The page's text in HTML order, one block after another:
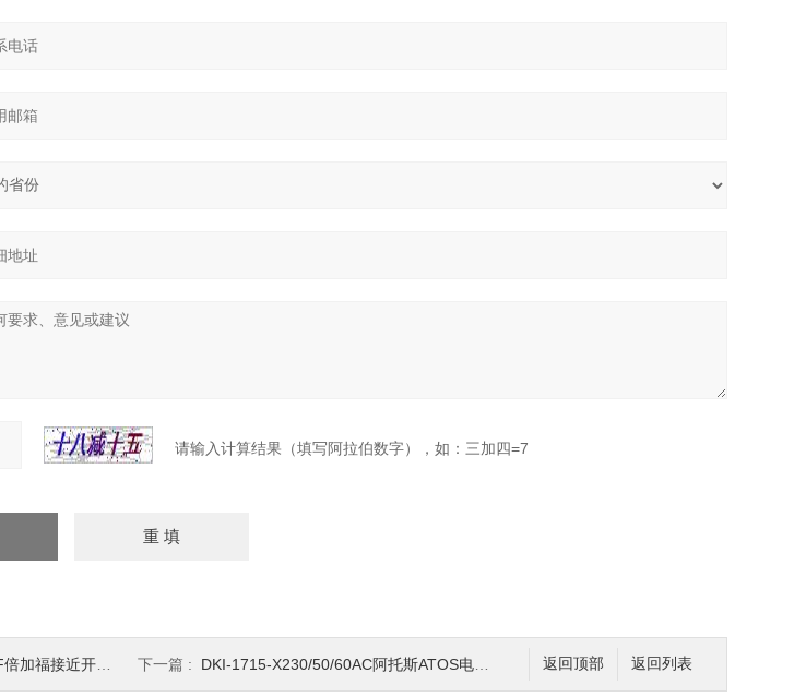
请输入计算结果（填写阿拉伯数字），如：三加四=7
返回列表
返回顶部
18GM60-SE5 下一篇 : DKI-1715-X230/50/60AC阿托斯ATOS电磁阀DKI-1715-X230/50/60AC